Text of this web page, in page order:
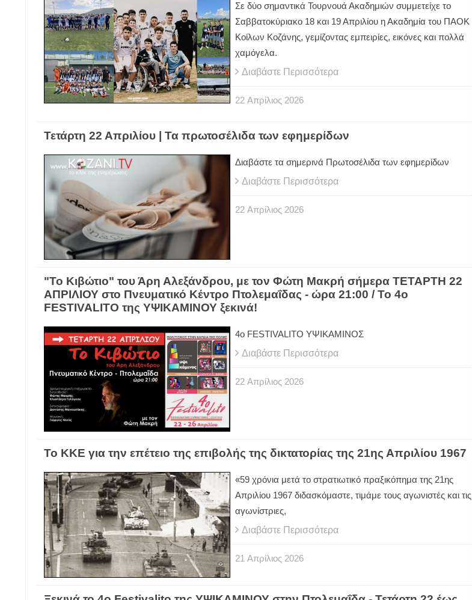
Σε δύο σημαντικά Τουρνουά Ακαδημιών συμμετείχε το
Σαββατοκύριακο 18 και 19 Απριλίου η Ακαδημία του ΠΑΟΚ
Κοίλων Κοζάνης, γεμίζοντας εμπειρίες, εικόνες και πολλά
χαμόγελα.
Διαβάστε Περισσότερα
22 Απρίλιος 2026
Τετάρτη 22 Απριλίου | Τα πρωτοσέλιδα των εφημερίδων
Διαβάστε τα σημερινά Πρωτοσέλιδα των εφημερίδων
Διαβάστε Περισσότερα
22 Απρίλιος 2026
"Το Κιβώτιο" του Άρη Αλεξάνδρου, με τον Φώτη Μακρή σήμερα ΤΕΤΑΡΤΗ 22
ΑΠΡΙΛΙΟΥ στο Πνευματικό Κέντρο Πτολεμαΐδας - ώρα 21:00 / Το 4ο
FESTIVALITO της ΥΨΙΚΑΜΙΝΟΥ ξεκινά!
4ο FESTIVALITO ΥΨΙΚΑΜΙΝΟΣ
Διαβάστε Περισσότερα
22 Απρίλιος 2026
Το ΚΚΕ για την επέτειο της επιβολής της δικτατορίας της 21ης Απριλίου 1967
«59 χρόνια μετά το στρατιωτικό πραξικόπημα της 21ης
Απριλίου 1967 διδασκόμαστε, τιμάμε τους αγωνιστές και τις
αγωνίστριες,
Διαβάστε Περισσότερα
21 Απρίλιος 2026